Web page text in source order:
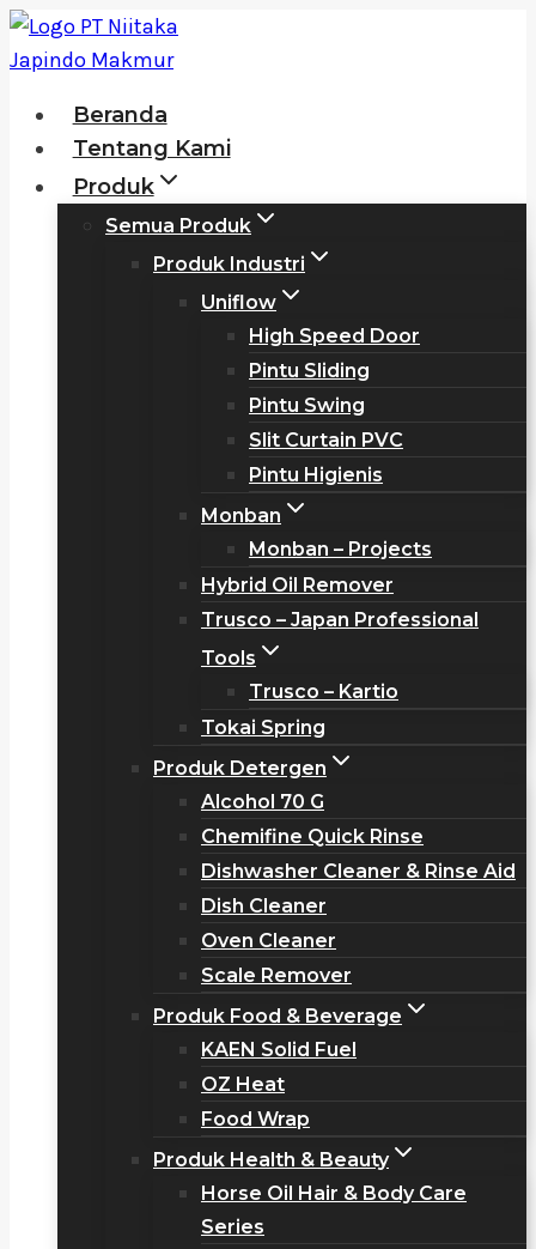
Skip
to
Beranda
Tentang Kami
Produk
Semua Produk
Produk Industri
Uniflow
High Speed Door
Pintu Sliding
Pintu Swing
Slit Curtain PVC
Pintu Higienis
Monban
Monban – Projects
Hybrid Oil Remover
Trusco – Japan Professional
Tools
Trusco – Kartio
Tokai Spring
Produk Detergen
Alcohol 70 G
Chemifine Quick Rinse
Dishwasher Cleaner & Rinse Aid
Dish Cleaner
Oven Cleaner
Scale Remover
Produk Food & Beverage
KAEN Solid Fuel
OZ Heat
Food Wrap
Produk Health & Beauty
Horse Oil Hair & Body Care
Series